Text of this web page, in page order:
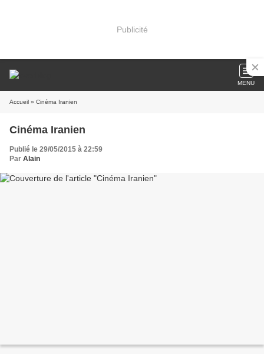
Publicité
MENU
Accueil » Cinéma Iranien
Cinéma Iranien
Publié le 29/05/2015 à 22:59
Par Alain